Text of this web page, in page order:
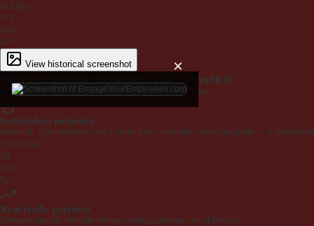
Ref Dom
472
Age
6y
View historical screenshot ×
Why EngageYourEmployees.com is worth it
Every claim below is backed by verified third-party data.
Established authority
Premium .com extension on a name that's instantly understandable — a
Trust Flow
23
Age
6y
Real traffic potential
Demand signals indicate strong ranking potential out of the box.